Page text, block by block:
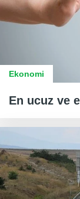
Ekonomi
En ucuz ve